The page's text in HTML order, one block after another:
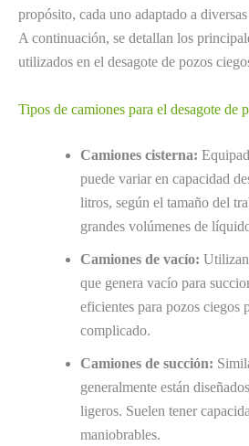
propósito, cada uno adaptado a
A continuación, se detallan los
utilizados en el desagote de pozos
Tipos de camiones para el desagote de
Camiones cisterna:
puede variar en capacidad
litros, según el tamaño del
grandes volúmenes de
Camiones de vacío:
que genera vacío para
eficientes para pozos ciegos
complicado.
Camiones de succión:
generalmente están
ligeros. Suelen tener
maniobrables.